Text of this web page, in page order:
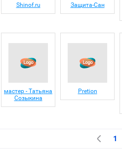
Shinof.ru Защита-Сан
мастер - Татьяна
Созыкина
Pretion
1